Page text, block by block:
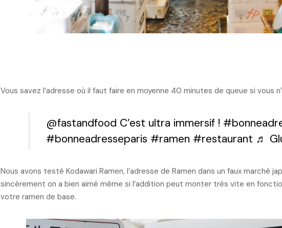
Vous savez l’adresse où il faut faire en moyenne 40 minutes de queue si vous
@fastandfood C’est ultra immersif !
#bonneadresseparis #ramen #restaurant ♬
Nous avons testé Kodawari Ramen, l’adresse de Ramen dans un faux marché
sincèrement on a bien aimé même si l’addition peut monter très vite en
votre ramen de base.